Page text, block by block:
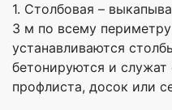
1. Столбовая –
3 м по всему
устанавливаются
бетонируются и служат
профлиста, досок или